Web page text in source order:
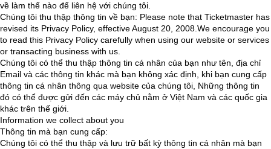
về làm thế nào để liên hệ với chúng tôi.
Chúng tôi thu thập thông tin về bạn: Please note that Ticketmaster has
revised its Privacy Policy, effective August 20, 2008.We encourage you
to read this Privacy Policy carefully when using our website or services
or transacting business with us.
Chúng tôi có thể thu thập thông tin cá nhân của bạn như tên, địa chỉ
Email và các thông tin khác mà bạn không xác định, khi bạn cung cấp
thông tin cá nhân thông qua website của chúng tôi, Những thông tin
đó có thể được gửi đến các máy chủ nằm ở Việt Nam và các quốc gia
khác trên thế giới.
Information we collect about you
Thông tin mà bạn cung cấp:
Chúng tôi có thể thu thập và lưu trữ bất kỳ thông tin cá nhân mà bạn